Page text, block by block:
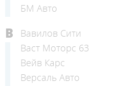
БМ Авто
В
Вавилов Сити
Васт Моторс 63
Вейв Карс
Версаль Авто